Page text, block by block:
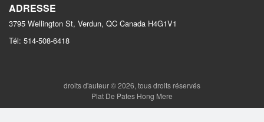
ADRESSE
3795 Wellington St, Verdun, QC Canada H4G1V1
Tél: 514-508-6418
droits d'auteur © 2026, tous droits réservés
Plat De Pates Hong Mere